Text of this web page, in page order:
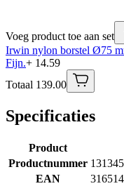
Voeg product toe aan set
Irwin nylon borstel Ø75
Fijn.+ 14.59
Totaal 139.00
Specificaties
Product
Productnummer 131345
EAN